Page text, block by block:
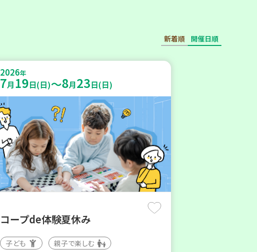
新着順 開催日順
2026年
7月 19日(日)～8月23日(日)
コープde体験夏休み
子ども 親子で楽しむ